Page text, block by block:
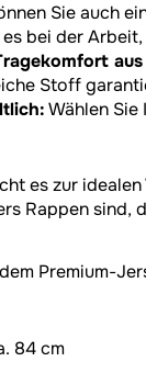
Sie auch
bei der
Stoff
Wählen
es zur
Rappen
Premium-
84 cm